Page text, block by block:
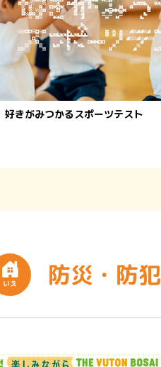
好きがみつかるスポーツテスト
いえ 防災・防犯